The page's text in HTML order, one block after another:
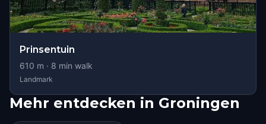
Prinsentuin
610 m · 8 min walk
Landmark
Mehr entdecken in Groningen